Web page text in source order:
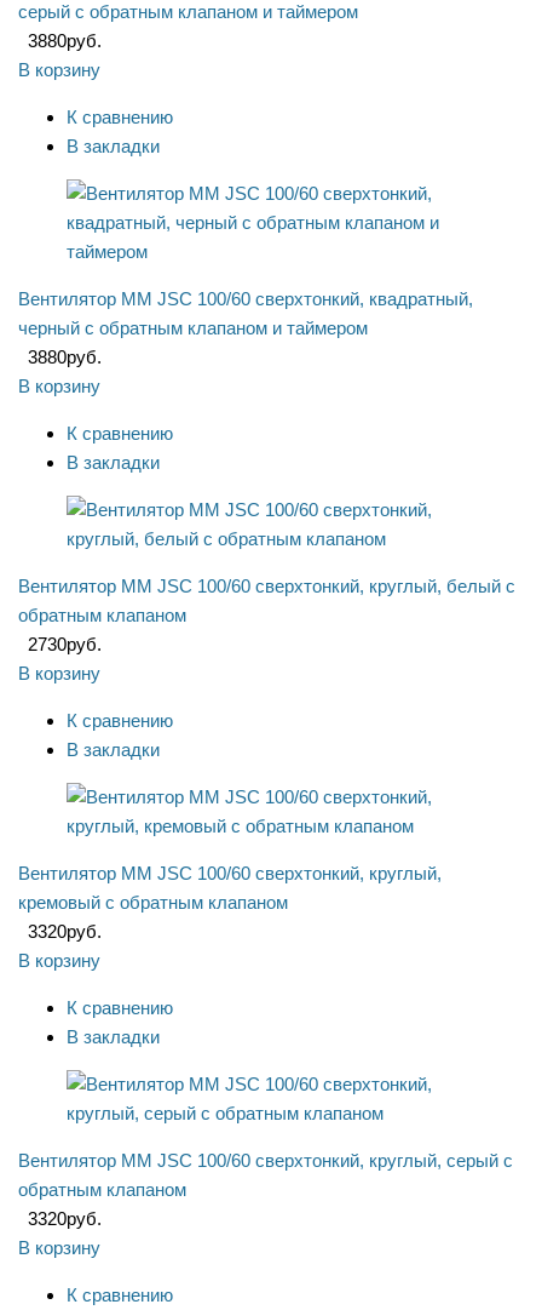
серый с обратным клапаном и таймером
3880руб.
В корзину
К сравнению
В закладки
Вентилятор ММ JSC 100/60 сверхтонкий, квадратный,
черный с обратным клапаном и таймером
3880руб.
В корзину
К сравнению
В закладки
Вентилятор ММ JSC 100/60 сверхтонкий, круглый, белый с
обратным клапаном
2730руб.
В корзину
К сравнению
В закладки
Вентилятор ММ JSC 100/60 сверхтонкий, круглый,
кремовый с обратным клапаном
3320руб.
В корзину
К сравнению
В закладки
Вентилятор ММ JSC 100/60 сверхтонкий, круглый, серый с
обратным клапаном
3320руб.
В корзину
К сравнению